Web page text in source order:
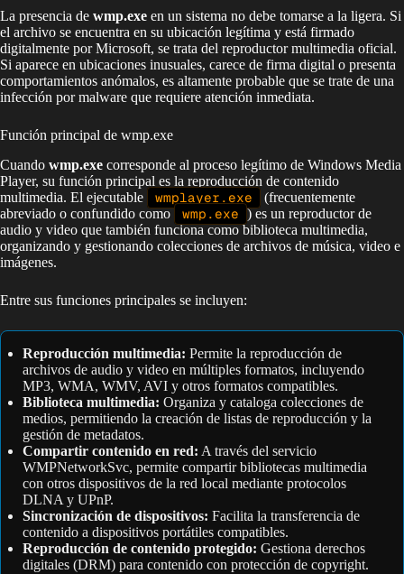
La presencia de wmp.exe en un sistema no debe tomarse a la ligera. Si
el archivo se encuentra en su ubicación legítima y está firmado
digitalmente por Microsoft, se trata del reproductor multimedia oficial.
Si aparece en ubicaciones inusuales, carece de firma digital o presenta
comportamientos anómalos, es altamente probable que se trate de una
infección por malware que requiere atención inmediata.
Función principal de wmp.exe
Cuando wmp.exe corresponde al proceso legítimo de Windows Media
Player, su función principal es la reproducción de contenido
multimedia. El ejecutable
wmplayer.exe
(frecuentemente
abreviado o confundido como wmp.exe ) es un reproductor de
audio y video que también funciona como biblioteca multimedia,
organizando y gestionando colecciones de archivos de música, video e
imágenes.
Entre sus funciones principales se incluyen:
Reproducción multimedia: Permite la reproducción de
archivos de audio y video en múltiples formatos, incluyendo
MP3, WMA, WMV, AVI y otros formatos compatibles.
Biblioteca multimedia: Organiza y cataloga colecciones de
medios, permitiendo la creación de listas de reproducción y la
gestión de metadatos.
Compartir contenido en red: A través del servicio
WMPNetworkSvc, permite compartir bibliotecas multimedia
con otros dispositivos de la red local mediante protocolos
DLNA y UPnP.
Sincronización de dispositivos: Facilita la transferencia de
contenido a dispositivos portátiles compatibles.
Reproducción de contenido protegido: Gestiona derechos
digitales (DRM) para contenido con protección de copyright.